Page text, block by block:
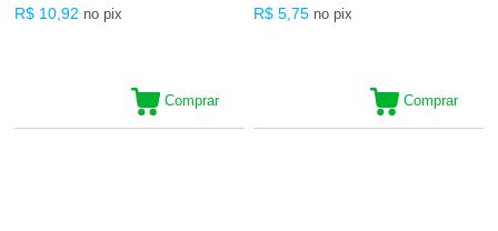
R$ 10,92 no pix
Comprar
R$ 5,75 no pix
Comprar